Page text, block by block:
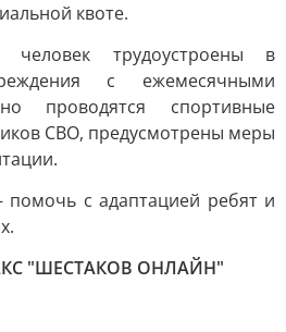
квоте.
человек трудоустроены в
с ежемесячными
проводятся спортивные
СВО, предусмотрены меры
с адаптацией ребят и
"ШЕСТАКОВ ОНЛАЙН"